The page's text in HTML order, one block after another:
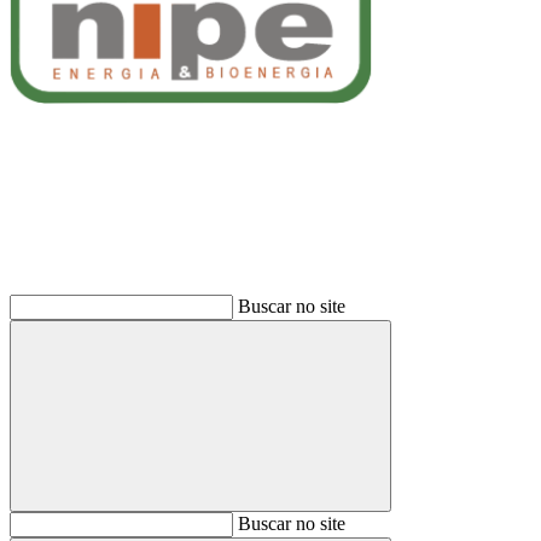
Buscar no site
BuscarBuscar no site